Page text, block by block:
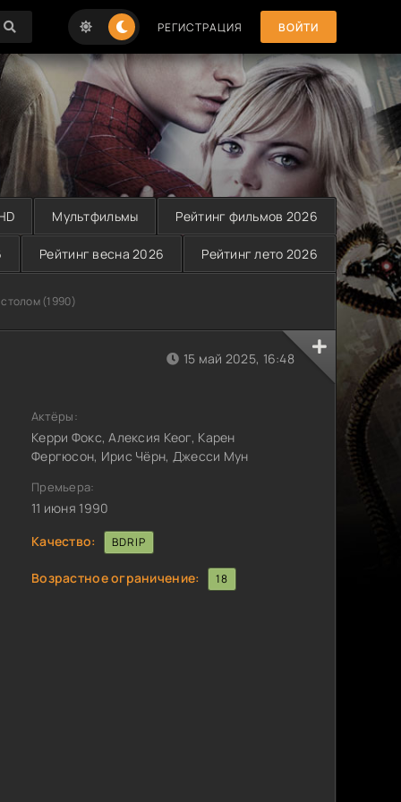
РЕГИСТРАЦИЯ ВОЙТИ
Мультфильмы Рейтинг фильмов 2026
Рейтинг весна 2026 Рейтинг лето 2026
(1990)
15 май 2025, 16:48
Актёры:
Керри Фокс, Алексия Кеог, Карен
Фергюсон, Ирис Чёрн, Джесси Мун
Премьера:
11 июня 1990
Качество:
BDRIP
Возрастное ограничение: 18